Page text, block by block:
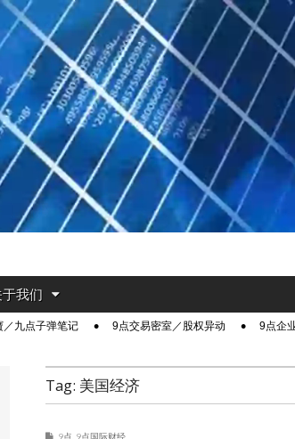
于我们
／九点子弹笔记 9点交易密室／股权异动 9点企
Tag: 美国经济
9点 9点国际财经